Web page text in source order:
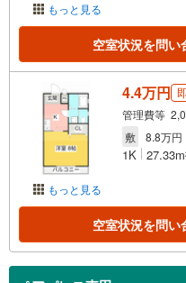
もっと見る
空室状況を問い
もっと見る
4.4万円
管理費等
敷
8.8万円
1K 27.33m
空室状況を問い